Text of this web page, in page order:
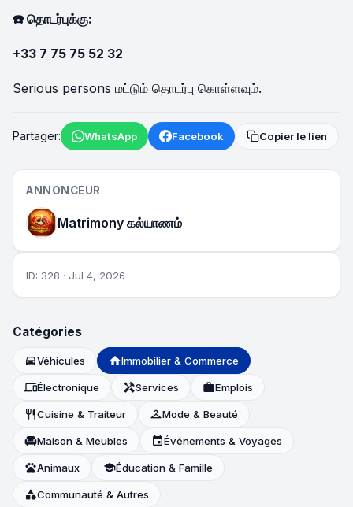
☎️ தொடர்புக்கு:
+33 7 75 75 52 32
Serious persons மட்டும் தொடர்பு கொள்ளவும்.
Partager: WhatsApp Facebook Copier le lien
ANNONCEUR
Matrimony கல்யாணம்
ID: 328 · Jul 4, 2026
Catégories
directions_carVéhicules homeImmobilier & Commerce
devicesÉlectronique handymanServices workEmplois
restaurantCuisine & Traiteur checkroomMode & Beauté
chairMaison & Meubles eventÉvénements & Voyages
petsAnimaux schoolÉducation & Famille
categoryCommunauté & Autres